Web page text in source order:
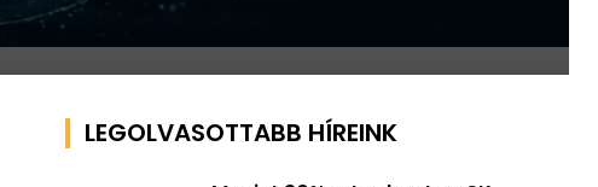
LEGOLVASOTTABB HÍREINK